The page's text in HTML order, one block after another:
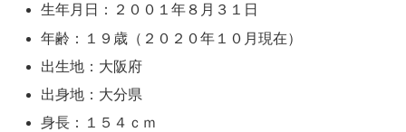
生年月日：２００１年８月３１日
年齢：１９歳（２０２０年１０月現在）
出生地：大阪府
出身地：大分県
身長：１５４ｃｍ